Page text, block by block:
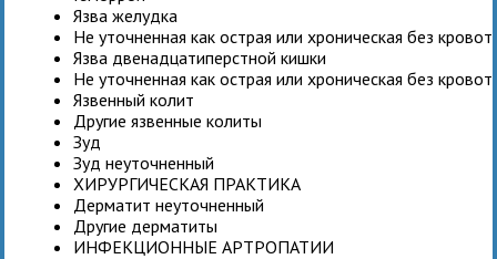
Язва желудка
Не уточненная как острая или хроническая без
Язва двенадцатиперстной кишки
Не уточненная как острая или хроническая без
Язвенный колит
Другие язвенные колиты
Зуд
Зуд неуточненный
ХИРУРГИЧЕСКАЯ ПРАКТИКА
Дерматит неуточненный
Другие дерматиты
ИНФЕКЦИОННЫЕ АРТРОПАТИИ